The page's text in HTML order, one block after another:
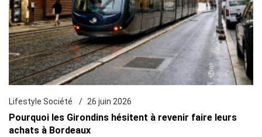
Lifestyle Société 26 juin 2026
Pourquoi les Girondins hésitent à revenir faire leurs
achats à Bordeaux